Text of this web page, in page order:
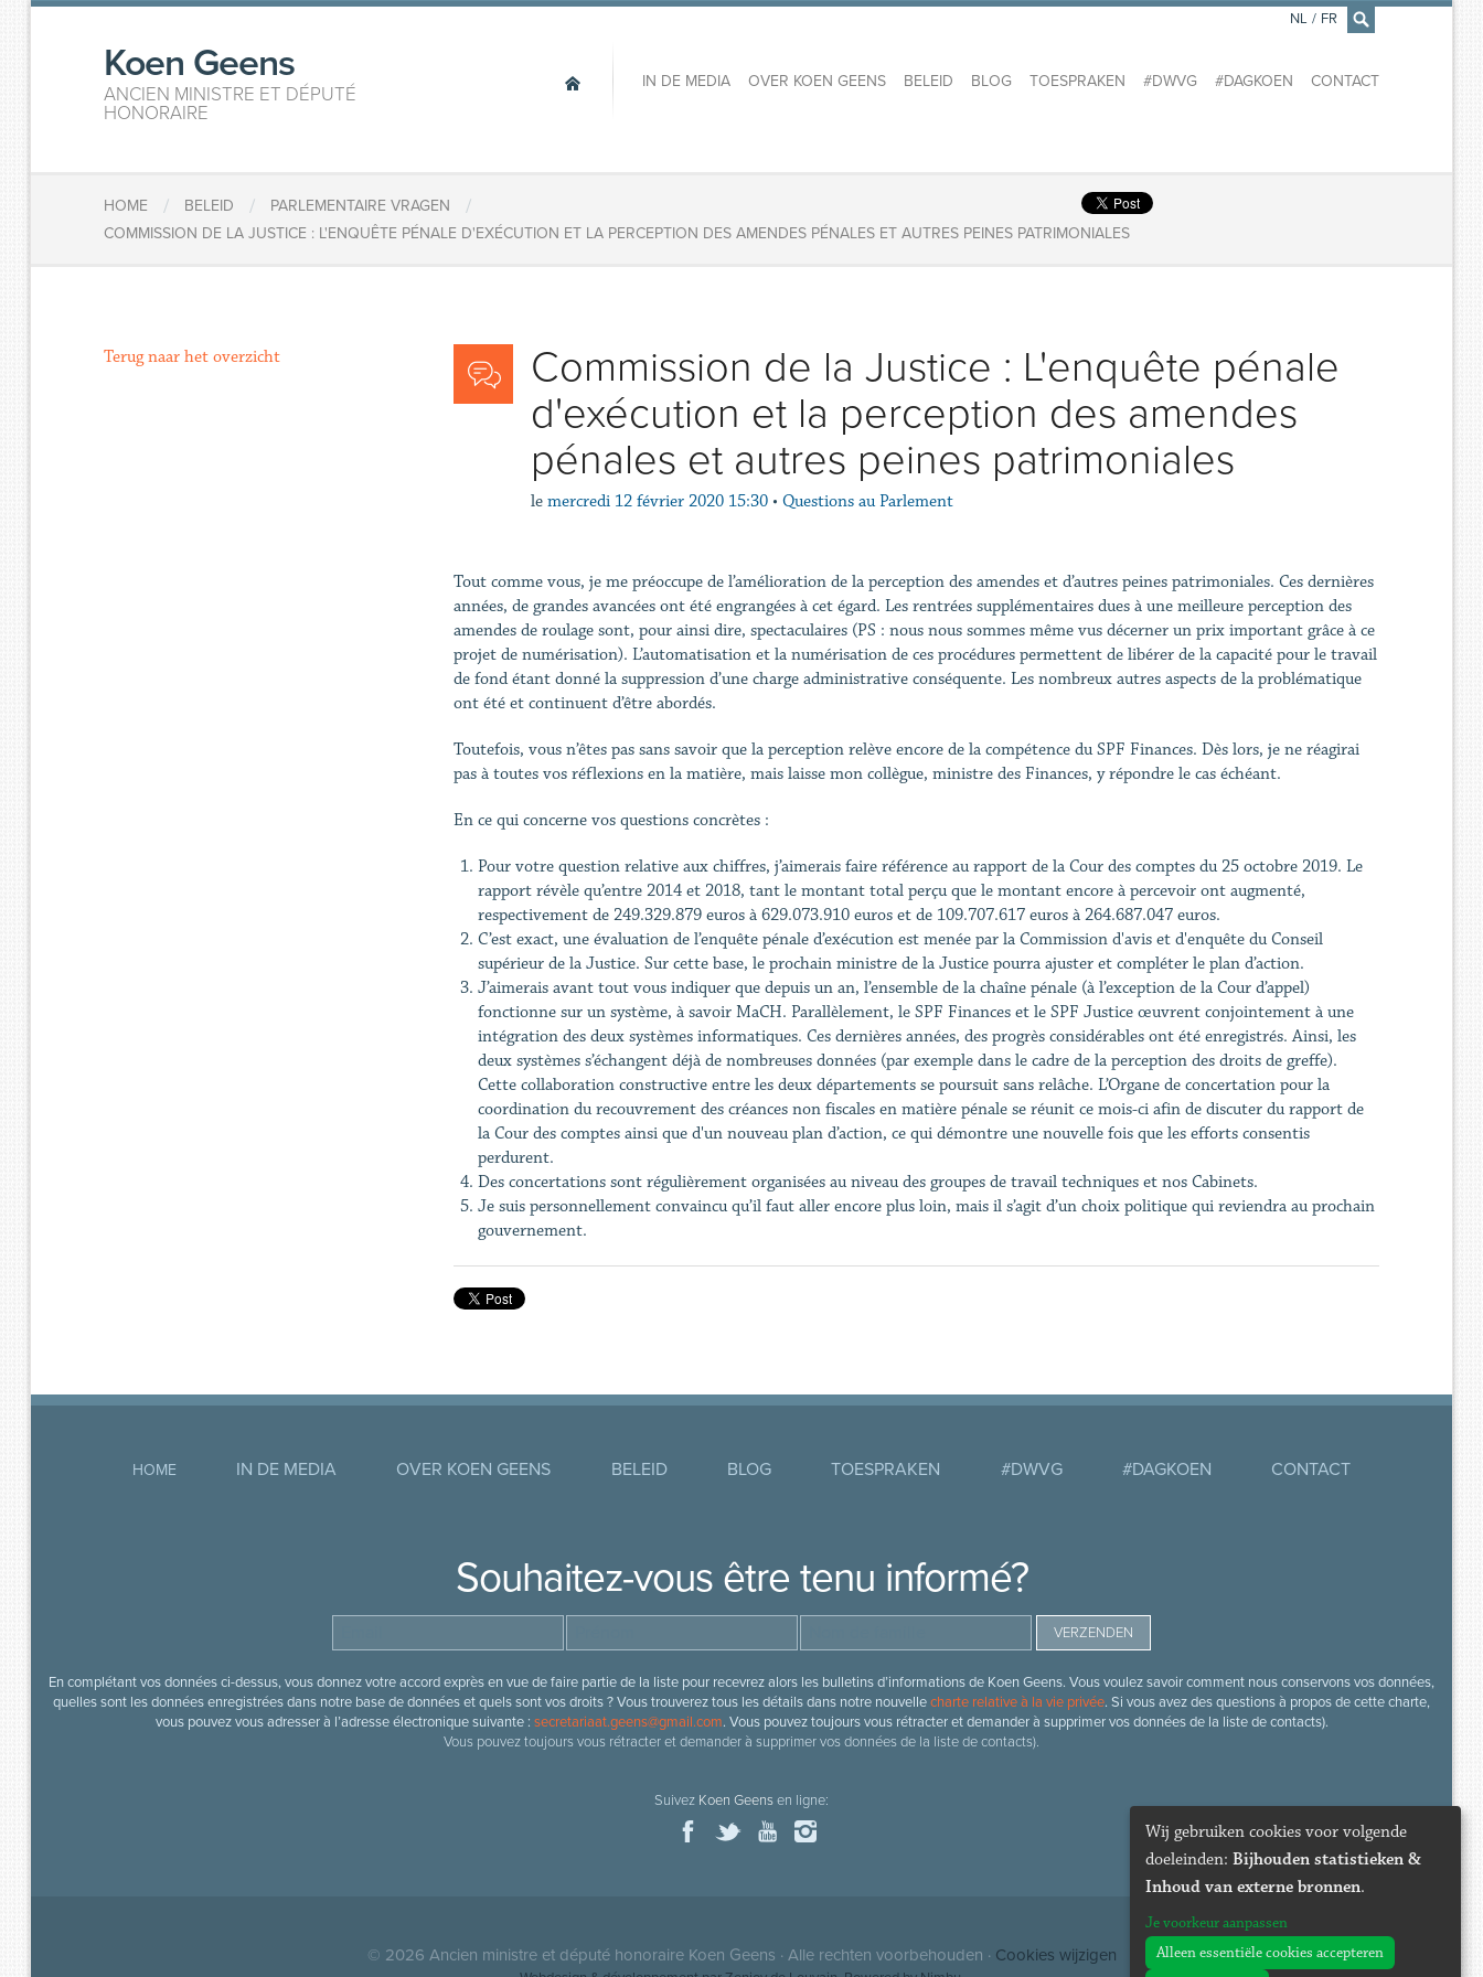
×
Koen Geens
ANCIEN MINISTRE ET DÉPUTÉ
HONORAIRE
IN DE MEDIA OVER KOEN GEENS BELEID BLOG TOESPRAKEN #DWVG #DAGKOEN CONTACT
NL / FR
HOME / BELEID / PARLEMENTAIRE VRAGEN /
COMMISSION DE LA JUSTICE : L'ENQUÊTE PÉNALE D'EXÉCUTION ET LA PERCEPTION DES AMENDES PÉNALES ET AUTRES PEINES PATRIMONIALES
Commission de la Justice : L'enquête pénale
d'exécution et la perception des amendes
pénales et autres peines patrimoniales
le mercredi 12 février 2020 15:30 • Questions au Parlement
Tout comme vous, je me préoccupe de l’amélioration de la perception des amendes et d’autres peines patrimoniales. Ces dernières
années, de grandes avancées ont été engrangées à cet égard. Les rentrées supplémentaires dues à une meilleure perception des
amendes de roulage sont, pour ainsi dire, spectaculaires (PS : nous nous sommes même vus décerner un prix important grâce à ce
projet de numérisation). L’automatisation et la numérisation de ces procédures permettent de libérer de la capacité pour le travail
de fond étant donné la suppression d’une charge administrative conséquente. Les nombreux autres aspects de la problématique
ont été et continuent d’être abordés.
Toutefois, vous n’êtes pas sans savoir que la perception relève encore de la compétence du SPF Finances. Dès lors, je ne réagirai
pas à toutes vos réflexions en la matière, mais laisse mon collègue, ministre des Finances, y répondre le cas échéant.
En ce qui concerne vos questions concrètes :
Pour votre question relative aux chiffres, j’aimerais faire référence au rapport de la Cour des comptes du 25 octobre 2019. Le
rapport révèle qu’entre 2014 et 2018, tant le montant total perçu que le montant encore à percevoir ont augmenté,
respectivement de 249.329.879 euros à 629.073.910 euros et de 109.707.617 euros à 264.687.047 euros.
C’est exact, une évaluation de l’enquête pénale d’exécution est menée par la Commission d'avis et d'enquête du Conseil
supérieur de la Justice. Sur cette base, le prochain ministre de la Justice pourra ajuster et compléter le plan d’action.
J’aimerais avant tout vous indiquer que depuis un an, l’ensemble de la chaîne pénale (à l’exception de la Cour d’appel)
fonctionne sur un système, à savoir MaCH. Parallèlement, le SPF Finances et le SPF Justice œuvrent conjointement à une
intégration des deux systèmes informatiques. Ces dernières années, des progrès considérables ont été enregistrés. Ainsi, les
deux systèmes s’échangent déjà de nombreuses données (par exemple dans le cadre de la perception des droits de greffe).
Cette collaboration constructive entre les deux départements se poursuit sans relâche. L’Organe de concertation pour la
coordination du recouvrement des créances non fiscales en matière pénale se réunit ce mois-ci afin de discuter du rapport de
la Cour des comptes ainsi que d'un nouveau plan d’action, ce qui démontre une nouvelle fois que les efforts consentis
perdurent.
Des concertations sont régulièrement organisées au niveau des groupes de travail techniques et nos Cabinets.
Je suis personnellement convaincu qu’il faut aller encore plus loin, mais il s’agit d’un choix politique qui reviendra au prochain
gouvernement.
Terug naar het overzicht
HOME IN DE MEDIA OVER KOEN GEENS BELEID BLOG TOESPRAKEN #DWVG #DAGKOEN CONTACT
Souhaitez-vous être tenu informé?
En complétant vos données ci-dessus, vous donnez votre accord exprès en vue de faire partie de la liste pour recevrez alors les bulletins d’informations de Koen Geens. Vous voulez savoir comment nous conservons vos données,
quelles sont les données enregistrées dans notre base de données et quels sont vos droits ? Vous trouverez tous les détails dans notre nouvellecharte relative à la vie privée. Si vous avez des questions à propos de cette charte,
vous pouvez vous adresser à l’adresse électronique suivante : secretariaat.geens@gmail.com. Vous pouvez toujours vous rétracter et demander à supprimer vos données de la liste de contacts).
Vous pouvez toujours vous rétracter et demander à supprimer vos données de la liste de contacts).
Suivez Koen Geensen ligne:
© 2026 Ancien ministre et député honoraire Koen Geens · Alle rechten voorbehouden · Cookies wijzigen
Wij gebruiken cookies voor volgende
doeleinden: Bijhouden statistieken &
Inhoud van externe bronnen.
Je voorkeur aanpassen
Alleen essentiële cookies accepteren